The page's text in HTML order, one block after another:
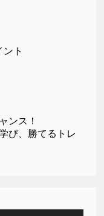
ト
ンス！
び、勝てるトレ